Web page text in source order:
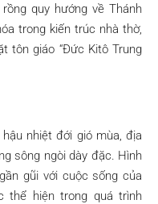
quy hướng về Thánh
trong kiến trúc nhà thờ,
tôn giáo “Đức Kitô Trung
nhiệt đới gió mùa, địa
sông ngòi dày đặc. Hình
gũi với cuộc sống của
thể hiện trong quá trình